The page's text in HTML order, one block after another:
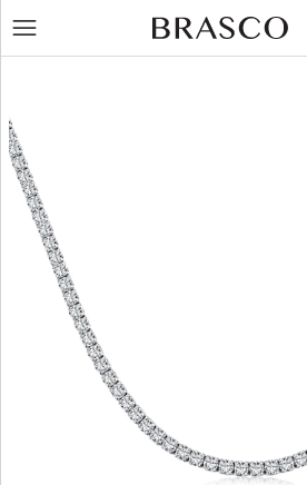
LT
Auskarai
Pakabukai
Apyrankės
Grandinėlės